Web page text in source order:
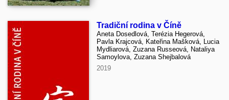
Tradiční rodina v Číně
Aneta Dosedlová, Terézia Hegerová,
Pavla Krajcová, Kateřina Mašková, Lucia
Mydliarová, Zuzana Russeová, Nataliya
Samoylova, Zuzana Shejbalová
2019